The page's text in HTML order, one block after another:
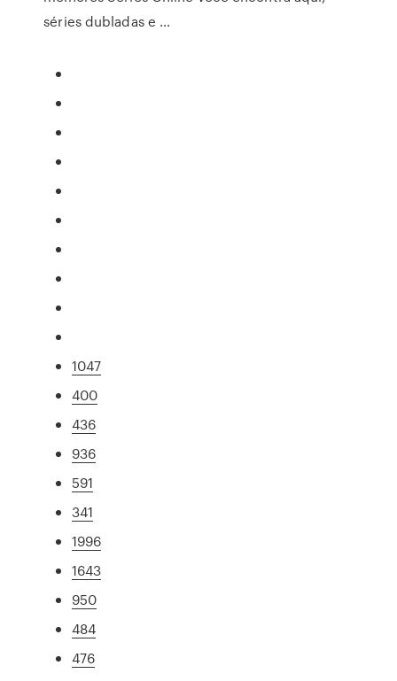
séries dubladas e …
1047
400
436
936
591
341
1996
1643
950
484
476